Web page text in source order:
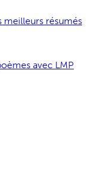
meilleurs résumés
avec LMP